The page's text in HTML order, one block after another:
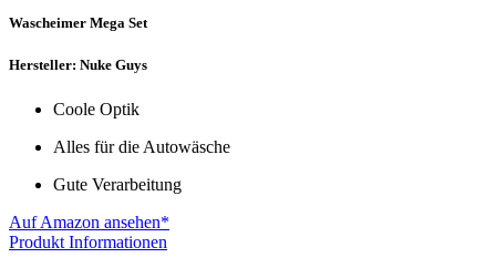
Wascheimer Mega Set
Hersteller: Nuke Guys
Coole Optik
Alles für die Autowäsche
Gute Verarbeitung
Auf Amazon ansehen*
Produkt Informationen